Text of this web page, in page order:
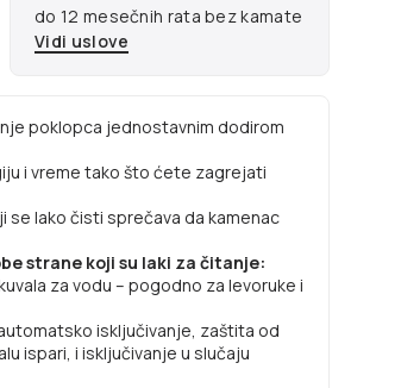
do 12 mesečnih rata bez kamate
Vidi uslove
poklopca jednostavnim dodirom
i vreme tako što ćete zagrejati
se lako čisti sprečava da kamenac
strane koji su laki za čitanje:
za vodu – pogodno za levoruke i
isključivanje, zaštita od
ispari, i isključivanje u slučaju